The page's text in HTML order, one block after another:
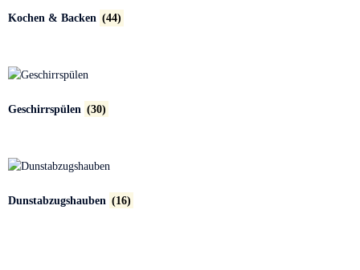
Kochen & Backen (44)
Geschirrspülen (30)
Dunstabzugshauben (16)